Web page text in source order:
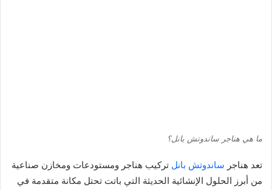
ما هي هناجر ساندوتش بانل؟
تعد هناجر ساندوتش بانل تركيب هناجر ومستودعات ومخازن صناعية
من أبرز الحلول الإنشائية الحديثة التي باتت تحتل مكانة متقدمة في